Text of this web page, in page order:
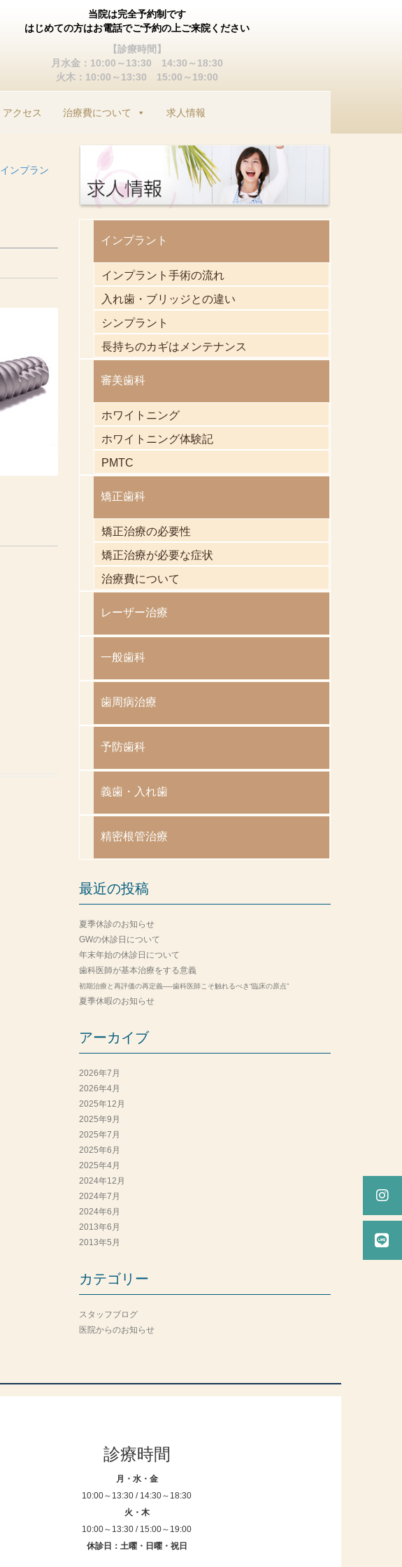
当院は完全予約制です
はじめての方はお電話でご予約の上ご来院ください
【診療時間】
月水金：10:00～13:30 14:30～18:30
火木：10:00～13:30 15:00～19:00
アクセス 治療費について 求人情報
インプラン
インプラント
インプラント手術の流れ
入れ歯・ブリッジとの違い
シンプラント
長持ちのカギはメンテナンス
審美歯科
ホワイトニング
ホワイトニング体験記
PMTC
矯正歯科
矯正治療の必要性
矯正治療が必要な症状
治療費について
レーザー治療
一般歯科
歯周病治療
予防歯科
義歯・入れ歯
精密根管治療
最近の投稿
夏季休診のお知らせ
GWの休診日について
年末年始の休診日について
歯科医師が基本治療をする意義
初期治療と再評価の再定義──歯科医師こそ触れるべき“臨床の原点”
夏季休暇のお知らせ
アーカイブ
2026年7月
2026年4月
2025年12月
2025年9月
2025年7月
2025年6月
2025年4月
2024年12月
2024年7月
2024年6月
2013年6月
2013年5月
カテゴリー
スタッフブログ
医院からのお知らせ
診療時間
月・水・金
10:00～13:30 / 14:30～18:30
火・木
10:00～13:30 / 15:00～19:00
休診日：土曜・日曜・祝日